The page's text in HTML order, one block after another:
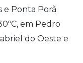
e Ponta Porã
em Pedro
do Oeste e